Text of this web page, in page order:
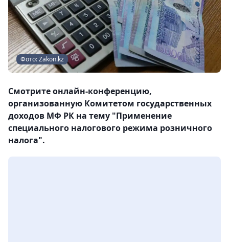
Фото: Zakon.kz
Смотрите онлайн-конференцию,
организованную Комитетом государственных
доходов МФ РК на тему "Применение
специального налогового режима розничного
налога".